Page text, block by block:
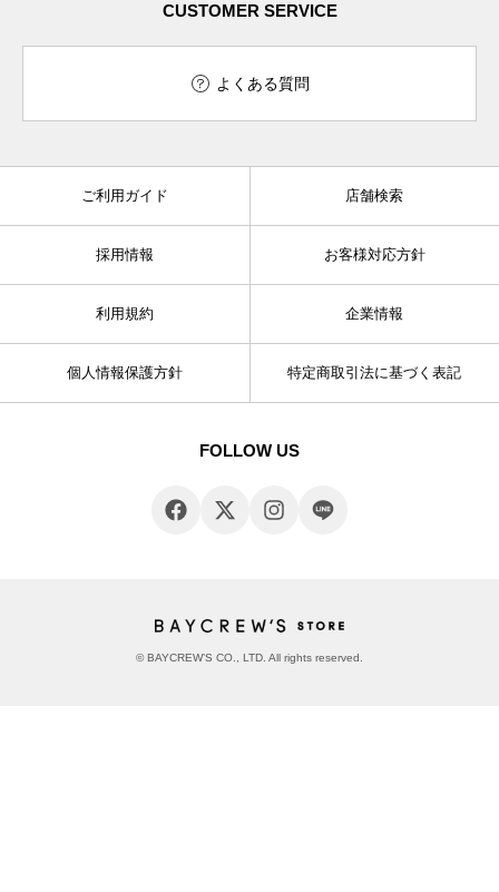
CUSTOMER SERVICE
よくある質問
ご利用ガイド 店舗検索
採用情報 お客様対応方針
利用規約 企業情報
個人情報保護方針 特定商取引法に基づく表記
FOLLOW US
© BAYCREW’S CO., LTD. All rights reserved.